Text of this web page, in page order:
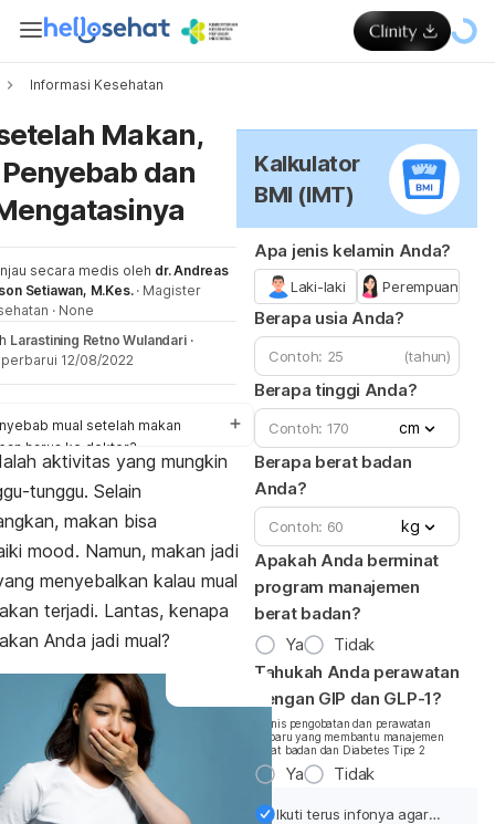
Informasi Kesehatan
Makan,
dan
secara medis oleh dr. Andreas
Setiawan, M.Kes. · Magister
· None
Larastining Retno Wulandari ·
12/08/2022
mual setelah makan
harus ke dokter?
mengatasi mual setelah makan
aktivitas yang mungkin
tunggu. Selain
makan bisa
mood. Namun, makan jadi
menyebalkan kalau mual
terjadi. Lantas, kenapa
Anda jadi mual?
Kalkulator
BMI (IMT)
Apa jenis kelamin Anda?
Laki-laki Perempuan
Berapa usia Anda?
(tahun)
Berapa tinggi Anda?
cm
Berapa berat badan
Anda?
kg
Apakah Anda berminat
program manajemen
berat badan?
Ya
Tidak
Tahukah Anda perawatan
dengan GIP dan GLP-1?
*Jenis pengobatan dan perawatan
terbaru yang membantu manajemen
berat badan dan Diabetes Tipe 2
Ya Tidak
Ikuti terus infonya agar